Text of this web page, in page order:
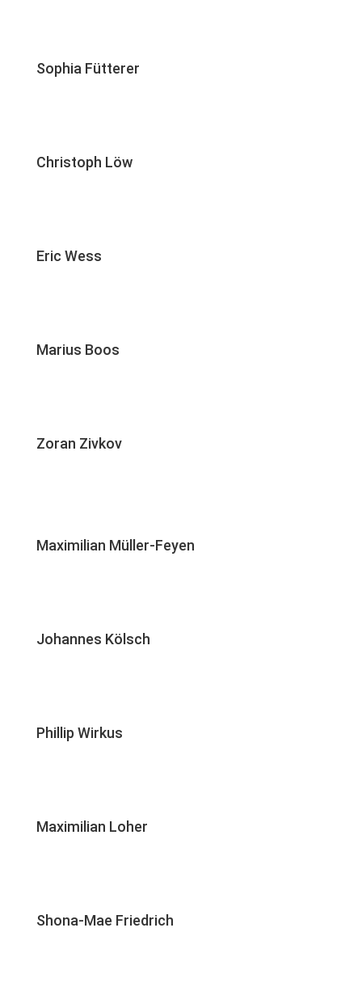
Sophia Fütterer
Christoph Löw
Eric Wess
Marius Boos
Zoran Zivkov
Maximilian Müller-Feyen
Johannes Kölsch
Phillip Wirkus
Maximilian Loher
Shona-Mae Friedrich